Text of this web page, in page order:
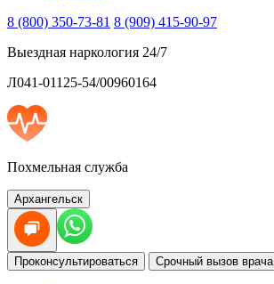
8 (800) 350-73-81 8 (909) 415-90-97
Выездная наркология 24/7
Л041-01125-54/00960164
Похмельная служба
Архангельск
Проконсультироваться Срочный вызов врача